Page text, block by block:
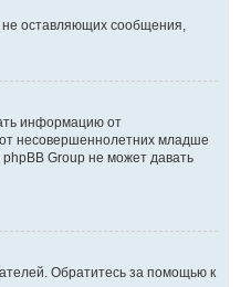
оставляющих сообщения,
информацию от
несовершеннолетних младше
Group не может давать
Обратитесь за помощью к